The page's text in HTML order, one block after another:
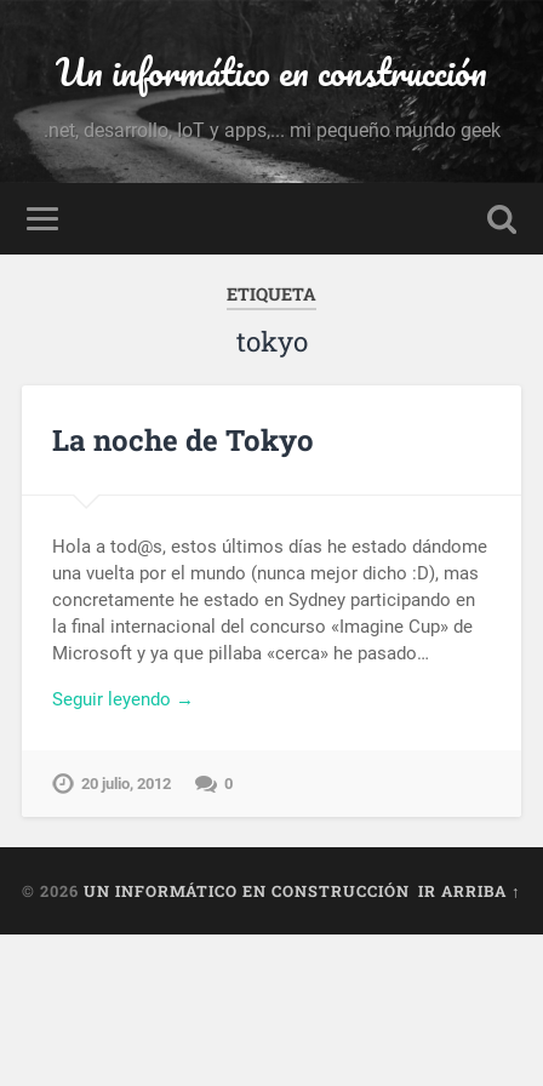
Un informático en construcción
.net, desarrollo, IoT y apps,... mi pequeño mundo geek
ETIQUETA
tokyo
La noche de Tokyo
Hola a tod@s, estos últimos días he estado dándome
una vuelta por el mundo (nunca mejor dicho :D), mas
concretamente he estado en Sydney participando en
la final internacional del concurso «Imagine Cup» de
Microsoft y ya que pillaba «cerca» he pasado…
Seguir leyendo →
20 julio, 2012 0
© 2026 UN INFORMÁTICO EN CONSTRUCCIÓN IR ARRIBA ↑